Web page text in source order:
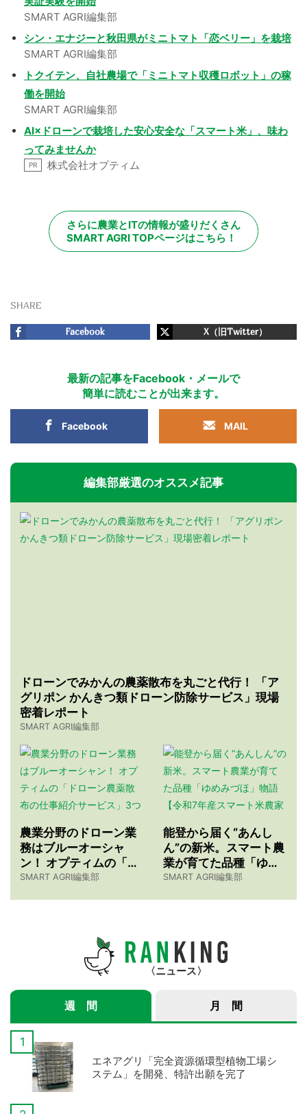
SMART AGRI編集部
シン・エナジーと秋田県がミニトマト「恋ベリー」を栽培
SMART AGRI編集部
トクイテン、自社農場で「ミニトマト収穫ロボット」の稼
働を開始
SMART AGRI編集部
AI×ドローンで栽培した安心安全な「スマート米」、味わ
ってみませんか
PR 株式会社オプティム
さらに農業とITの情報が盛りだくさん
SMART AGRI TOPページはこちら！
SHARE
Facebook X（旧Twitter）
最新の記事をFacebook・メールで
簡単に読むことが出来ます。
Facebook MAIL
編集部厳選のオススメ記事
ドローンでみかんの農薬散布を丸ごと代行！ 「ア
グリポン かんきつ類ドローン防除サービス」現場
密着レポート
SMART AGRI編集部
農業分野のドローン業
務はブルーオーシャ
ン！ オプティムの「ド
ローン農薬散布の仕事
SMART AGRI編集部
能登から届く“あんし
ん”の新米。スマート農
業が育てた品種「ゆめ
みづほ」物語 【令和7
SMART AGRI編集部
ニュース
週 間 月 間
エネアグリ「完全資源循環型植物工場シ
ステム」を開発、特許出願を完了